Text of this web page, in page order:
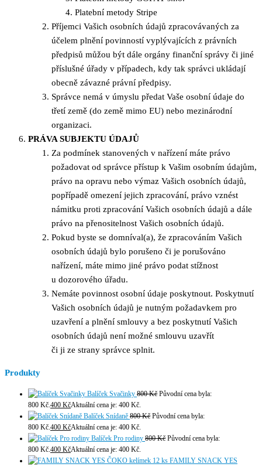
Platební metody Stripe
Příjemci Vašich osobních údajů zpracovávaných za
účelem plnění povinností vyplývajících z právních
předpisů můžou být dále orgány finanční správy či jiné
příslušné úřady v případech, kdy tak správci ukládají
obecně závazné právní předpisy.
Správce nemá v úmyslu předat Vaše osobní údaje do
třetí země (do země mimo EU) nebo mezinárodní
organizaci.
PRÁVA SUBJEKTU ÚDAJŮ
Za podmínek stanovených v nařízení máte právo
požadovat od správce přístup k Vašim osobním údajům,
právo na opravu nebo výmaz Vašich osobních údajů,
popřípadě omezení jejich zpracování, právo vznést
námitku proti zpracování Vašich osobních údajů a dále
právo na přenositelnost Vašich osobních údajů.
Pokud byste se domníval(a), že zpracováním Vašich
osobních údajů bylo porušeno či je porušováno
nařízení, máte mimo jiné právo podat stížnost
u dozorového úřadu.
Nemáte povinnost osobní údaje poskytnout. Poskytnutí
Vašich osobních údajů je nutným požadavkem pro
uzavření a plnění smlouvy a bez poskytnutí Vašich
osobních údajů není možné smlouvu uzavřít
či ji ze strany správce splnit.
Produkty
Balíček Svačinky 800Kč Původní cena byla:
800 Kč.400 KčAktuální cena je: 400 Kč.
Balíček Snídaně 800Kč Původní cena byla:
800 Kč.400 KčAktuální cena je: 400 Kč.
Balíček Pro rodiny 800Kč Původní cena byla:
800 Kč.400 KčAktuální cena je: 400 Kč.
FAMILY SNACK YES